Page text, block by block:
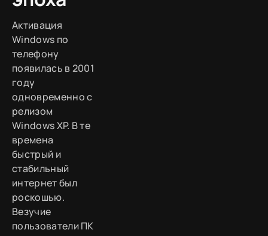
Активация
Windows по
телефону
появилась в 2001
году
одновременно с
релизом
Windows XP. В те
времена
быстрый и
стабильный
интернет был
роскошью.
Везучие
пользователи ПК